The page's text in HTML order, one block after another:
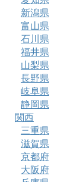
新潟県
富山県
石川県
福井県
山梨県
長野県
岐阜県
静岡県
関西
三重県
滋賀県
京都府
大阪府